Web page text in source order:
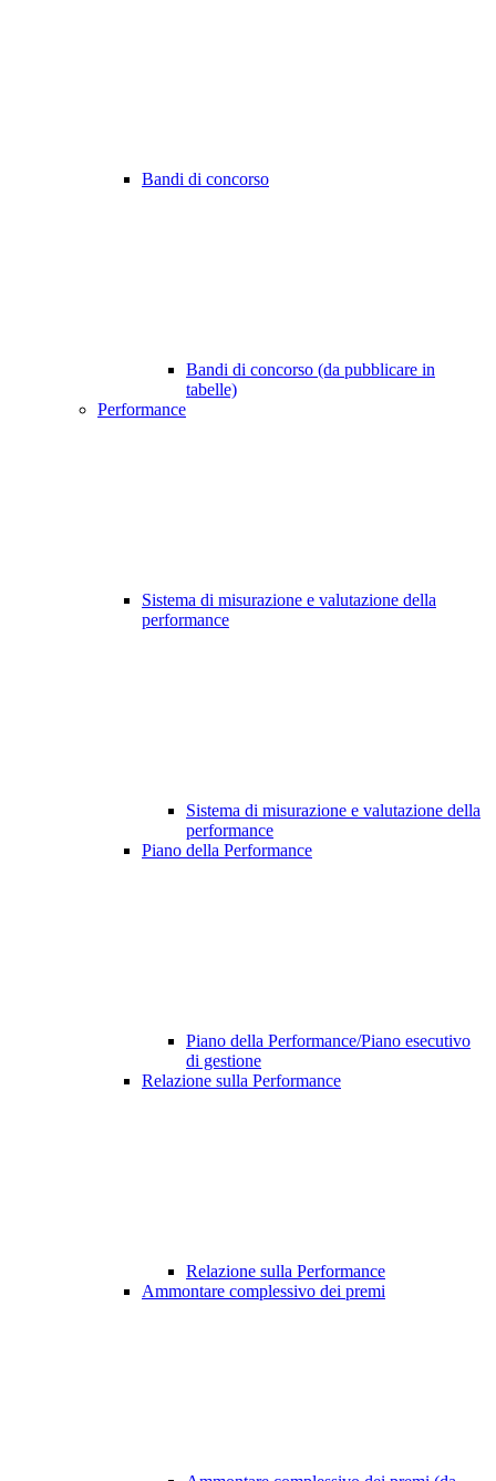
Bandi di concorso
Bandi di concorso (da pubblicare in
tabelle)
Performance
Sistema di misurazione e valutazione della
performance
Sistema di misurazione e valutazione della
performance
Piano della Performance
Piano della Performance/Piano esecutivo
di gestione
Relazione sulla Performance
Relazione sulla Performance
Ammontare complessivo dei premi